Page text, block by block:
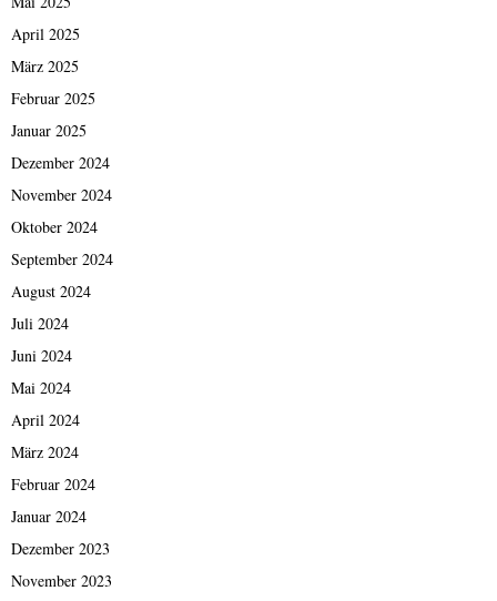
April 2025
März 2025
Februar 2025
Januar 2025
Dezember 2024
November 2024
Oktober 2024
September 2024
August 2024
Juli 2024
Juni 2024
Mai 2024
April 2024
März 2024
Februar 2024
Januar 2024
Dezember 2023
November 2023